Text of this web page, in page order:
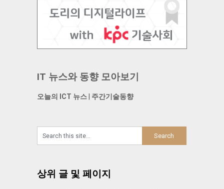
IT 뉴스와 동향 모아보기
오늘의 ICT 뉴스| 주간기술동향
상위 글 및 페이지